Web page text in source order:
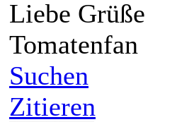
Liebe Grüße
Tomatenfan
Suchen
Zitieren